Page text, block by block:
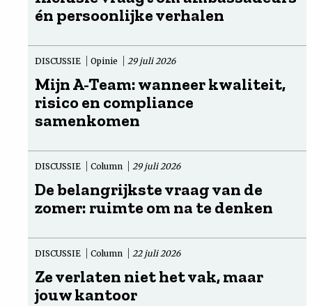
én persoonlijke verhalen
DISCUSSIE Opinie 29 juli 2026
Mijn A-Team: wanneer kwaliteit,
risico en compliance
samenkomen
DISCUSSIE Column 29 juli 2026
De belangrijkste vraag van de
zomer: ruimte om na te denken
DISCUSSIE Column 22 juli 2026
Ze verlaten niet het vak, maar
jouw kantoor